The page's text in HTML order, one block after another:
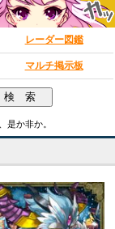
レーダー図鑑
マルチ掲示板
是か非か。